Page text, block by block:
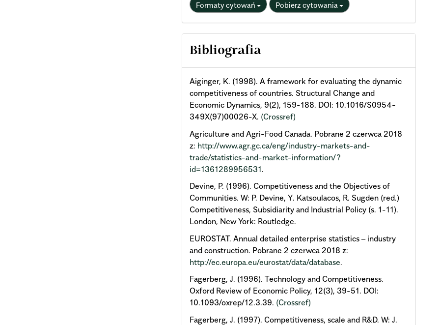
Formaty cytowań Pobierz cytowania
Bibliografia
Aiginger, K. (1998). A framework for evaluating the dynamic
competitiveness of countries. Structural Change and
Economic Dynamics, 9(2), 159-188. DOI: 10.1016/S0954-
349X(97)00026-X. (Crossref)
Agriculture and Agri-Food Canada. Pobrane 2 czerwca 2018
z: http://www.agr.gc.ca/eng/industry-markets-and-
trade/statistics-and-market-information/?
id=1361289956531.
Devine, P. (1996). Competitiveness and the Objectives of
Communities. W: P. Devine, Y. Katsoulacos, R. Sugden (red.)
Competitiveness, Subsidiarity and Industrial Policy (s. 1-11).
London, New York: Routledge.
EUROSTAT. Annual detailed enterprise statistics – industry
and construction. Pobrane 2 czerwca 2018 z:
http://ec.europa.eu/eurostat/data/database.
Fagerberg, J. (1996). Technology and Competitiveness.
Oxford Review of Economic Policy, 12(3), 39-51. DOI:
10.1093/oxrep/12.3.39. (Crossref)
Fagerberg, J. (1997). Competitiveness, scale and R&D. W: J.